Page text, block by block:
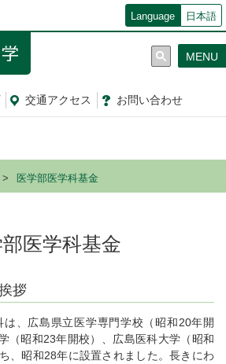
Language 日本語
交通アクセス お問い合わせ
MENU
医学部医学科基金
医学科基金
拶
、広島県立医学専門学校（昭和20年開
（昭和23年開校）、広島医科大学（昭和
、昭和28年に設置されました。長きにわ